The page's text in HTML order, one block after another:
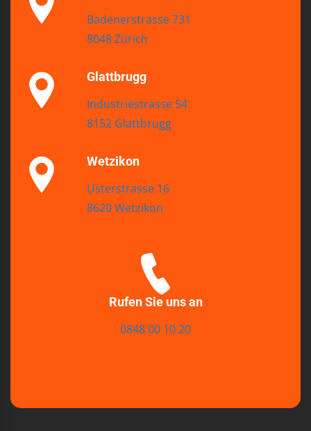
Badenerstrasse 731
8048 Zürich
Glattbrugg
Industriestrasse 54
8152 Glattbrugg
Wetzikon
Usterstrasse 16
8620 Wetzikon
Rufen Sie uns an
0848 00 10 20